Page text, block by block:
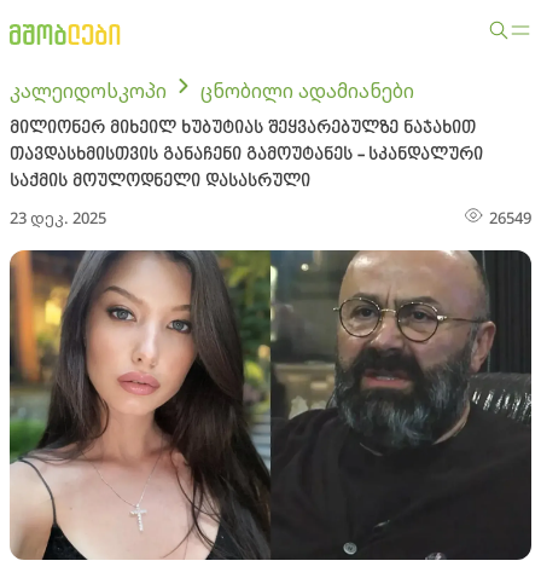
კალეიდოსკოპი ცნობილი ადამიანები
მილიონერ მიხეილ ხუბუტიას შეყვარებულზე ნაჯახით
თავდასხმისთვის განაჩენი გამოუტანეს - სკანდალური
საქმის მოულოდნელი დასასრული
23 დეკ. 2025 26549